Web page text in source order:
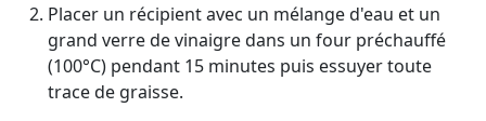
Placer un récipient avec un mélange d'eau et un
grand verre de vinaigre dans un four préchauffé
(100°C) pendant 15 minutes puis essuyer toute
trace de graisse.